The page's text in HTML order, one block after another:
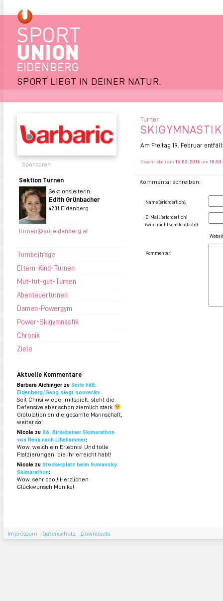
SPORT LIEGT IN DEINER NATUR.
Sponsoren
Sektion Turnen
Sektionsleiterin:
Edith Grünbacher
4201 Eidenberg
turnen@su-eidenberg.at
Turnbeiträge
Eltern-Kind-Turnen
Mut-tut-gut-Turnen
Abenteuerturnen
Damen-Powergym
Power-Skigymnastik
Chronik
Ziele
Aktuelle Kommentare
Barbara Aichinger zu Serie hält:
Eidenberg/Geng siegt souverän:
Seit Chrisi wieder mitspielt, steht die
Defensive aber schon ziemlich stark
Gratulation an die gesamte Mannschaft,
weiter so!
NIcole zu 86. Birkebeiner Skimarathon
von Rena nach Lillehammer:
Wow, welch ein Erlebnis! Und tolle
Platzierungen, die Ihr erreicht habt!
Nicole zu Stockerplatz beim Sumavsky
Skimarathon:
Wow, sehr cool! Herzlichen
Glückwunsch Monika!
Turnen
Am Freitag 19. Februar
Geschrieben am 15.02.2016 um 10:53
Kommentar schreiben:
Name (erforderlich):
E-Mail (erforderlich)
(wird nicht veröffentlicht):
Kommentar:
Impressum Datenschutz Downloads